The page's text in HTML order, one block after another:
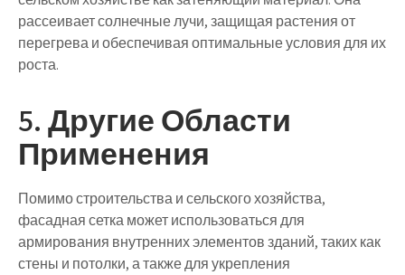
рассеивает солнечные лучи, защищая растения от
перегрева и обеспечивая оптимальные условия для их
роста.
5. Другие Области
Применения
Помимо строительства и сельского хозяйства,
фасадная сетка может использоваться для
армирования внутренних элементов зданий, таких как
стены и потолки, а также для укрепления